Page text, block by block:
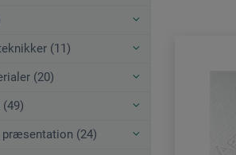
(11)
(20)
(49)
præsentation (24)